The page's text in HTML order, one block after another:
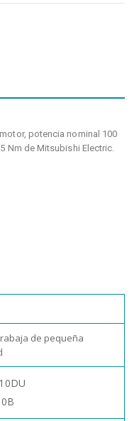
potencia nominal 100
Nm de Mitsubishi Electric.
de pequeña